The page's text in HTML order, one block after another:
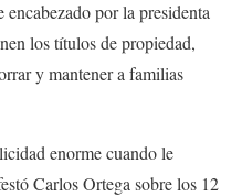
por la presidenta
los títulos de propiedad,
y mantener a familias
enorme cuando le
Carlos Ortega sobre los 12